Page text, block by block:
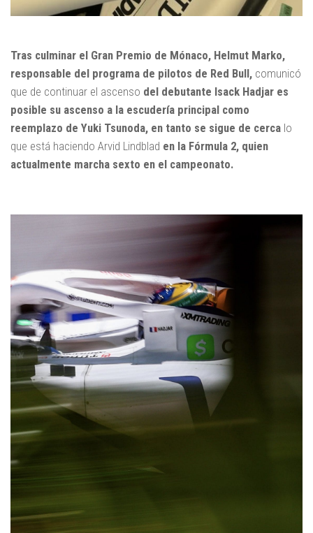
Tras culminar el Gran Premio de Mónaco, Helmut Marko,
responsable del programa de pilotos de Red Bull, comunicó
que de continuar el ascenso del debutante Isack Hadjar es
posible su ascenso a la escudería principal como
reemplazo de Yuki Tsunoda, en tanto se sigue de cerca lo
que está haciendo Arvid Lindblad en la Fórmula 2, quien
actualmente marcha sexto en el campeonato.